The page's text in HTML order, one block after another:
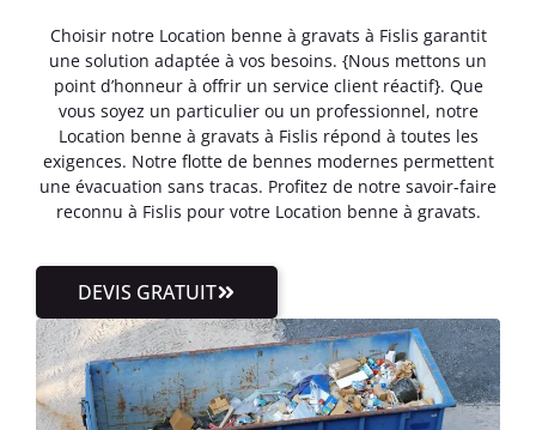
Choisir notre Location benne à gravats à Fislis garantit
une solution adaptée à vos besoins. {Nous mettons un
point d’honneur à offrir un service client réactif}. Que
vous soyez un particulier ou un professionnel, notre
Location benne à gravats à Fislis répond à toutes les
exigences. Notre flotte de bennes modernes permettent
une évacuation sans tracas. Profitez de notre savoir-faire
reconnu à Fislis pour votre Location benne à gravats.
DEVIS GRATUIT